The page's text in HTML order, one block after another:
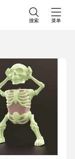
搜索 菜单